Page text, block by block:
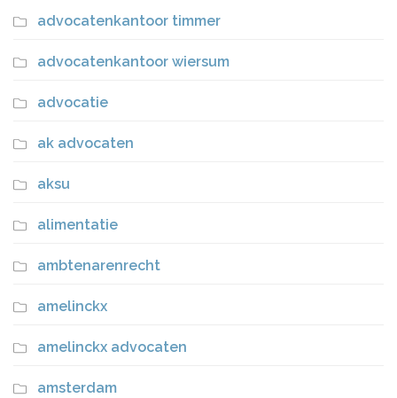
advocatenkantoor timmer
advocatenkantoor wiersum
advocatie
ak advocaten
aksu
alimentatie
ambtenarenrecht
amelinckx
amelinckx advocaten
amsterdam